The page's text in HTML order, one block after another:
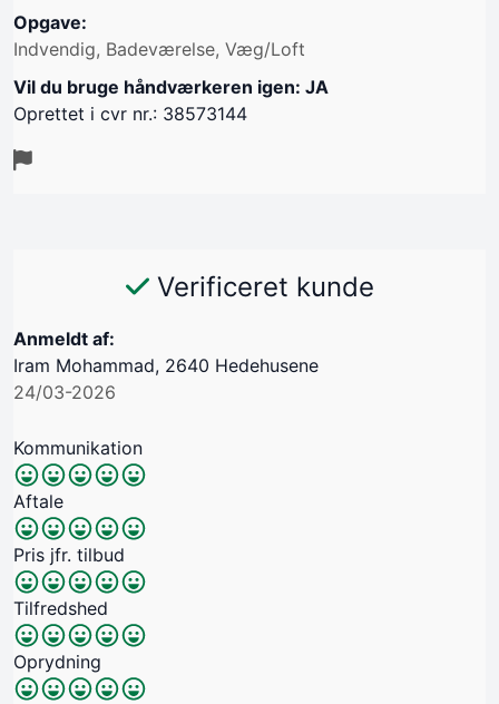
Opgave:
Indvendig, Badeværelse, Væg/Loft
Vil du bruge håndværkeren igen: JA
Oprettet i cvr nr.: 38573144
Verificeret kunde
Anmeldt af:
Iram Mohammad, 2640 Hedehusene
24/03-2026
Kommunikation
Aftale
Pris jfr. tilbud
Tilfredshed
Oprydning